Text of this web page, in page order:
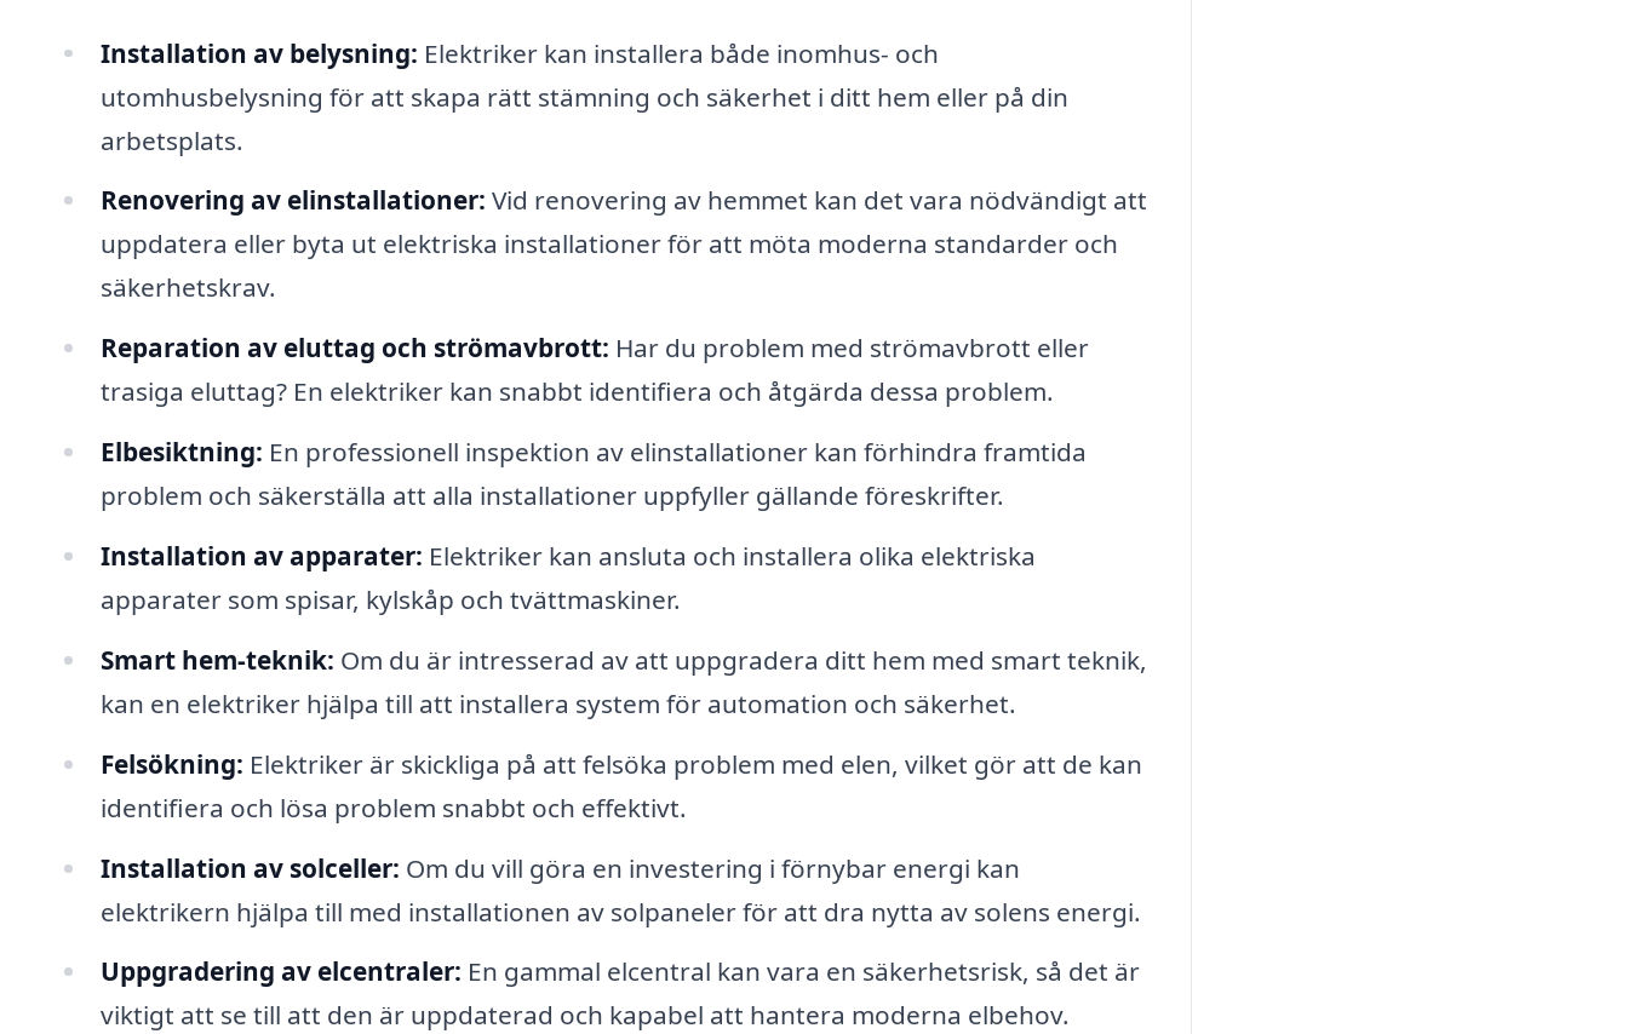
Installation av belysning: Elektriker kan installera både inomhus- och
utomhusbelysning för att skapa rätt stämning och säkerhet i ditt hem eller på din
arbetsplats.
Renovering av elinstallationer: Vid renovering av hemmet kan det vara nödvändigt att
uppdatera eller byta ut elektriska installationer för att möta moderna standarder och
säkerhetskrav.
Reparation av eluttag och strömavbrott: Har du problem med strömavbrott eller
trasiga eluttag? En elektriker kan snabbt identifiera och åtgärda dessa problem.
Elbesiktning: En professionell inspektion av elinstallationer kan förhindra framtida
problem och säkerställa att alla installationer uppfyller gällande föreskrifter.
Installation av apparater: Elektriker kan ansluta och installera olika elektriska
apparater som spisar, kylskåp och tvättmaskiner.
Smart hem-teknik: Om du är intresserad av att uppgradera ditt hem med smart teknik,
kan en elektriker hjälpa till att installera system för automation och säkerhet.
Felsökning: Elektriker är skickliga på att felsöka problem med elen, vilket gör att de kan
identifiera och lösa problem snabbt och effektivt.
Installation av solceller: Om du vill göra en investering i förnybar energi kan
elektrikern hjälpa till med installationen av solpaneler för att dra nytta av solens energi.
Uppgradering av elcentraler: En gammal elcentral kan vara en säkerhetsrisk, så det är
viktigt att se till att den är uppdaterad och kapabel att hantera moderna elbehov.